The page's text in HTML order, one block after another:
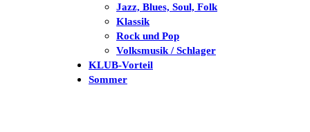
Jazz, Blues, Soul, Folk
Klassik
Rock und Pop
Volksmusik / Schlager
KLUB-Vorteil
Sommer